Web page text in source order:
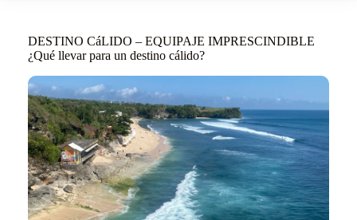
DESTINO CáLIDO – EQUIPAJE IMPRESCINDIBLE
¿Qué llevar para un destino cálido?